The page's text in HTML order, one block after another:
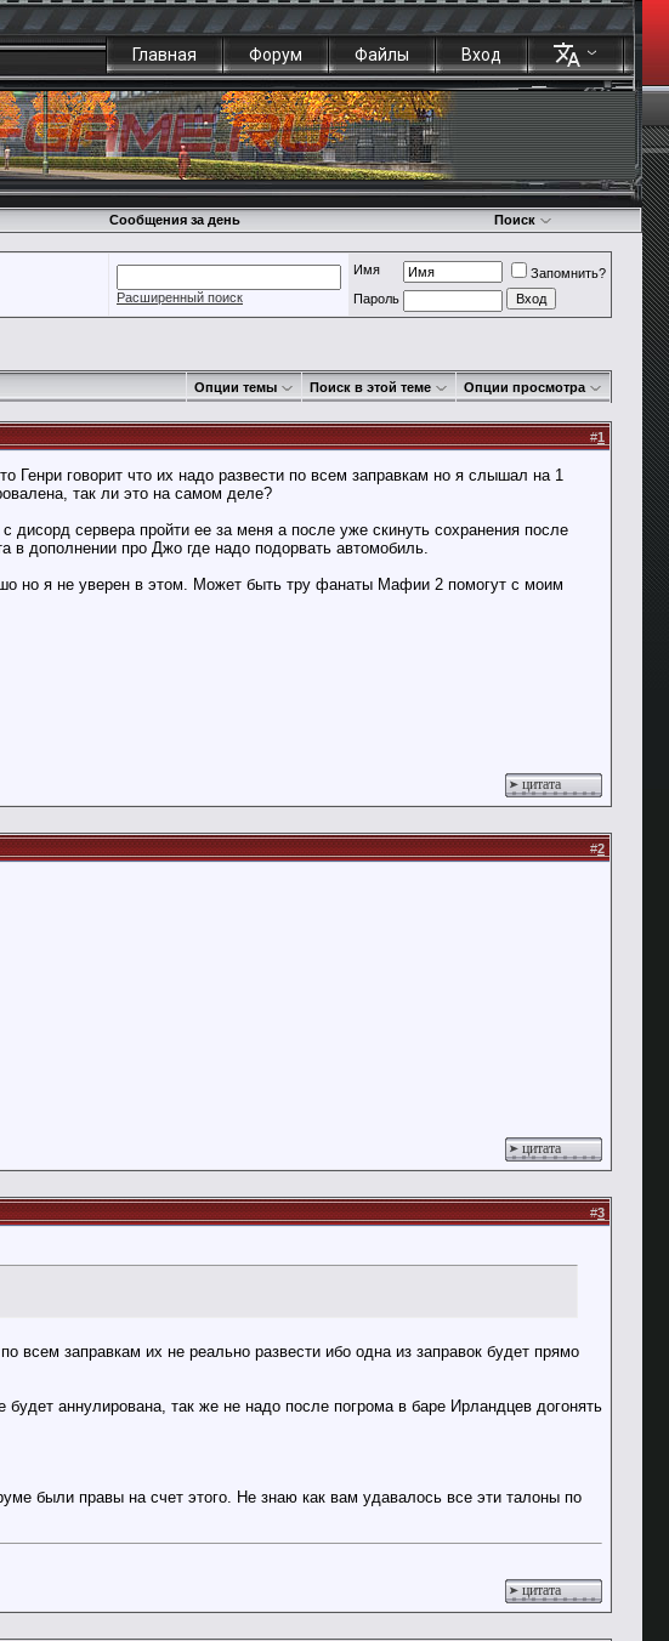
Главная Форум Файлы Вход
Сообщения за день Поиск
Расширенный поиск
Имя
Запомнить?
Пароль
Опции темы Поиск в этой теме Опции просмотра
#1
Генри говорит что их надо развести по всем заправкам но я слышал на 1
так ли это на самом деле?
дисорд сервера пройти ее за меня а после уже скинуть сохранения после
в дополнении про Джо где надо подорвать автомобиль.
но я не уверен в этом. Может быть тру фанаты Мафии 2 помогут с моим
цитата
#2
цитата
#3
всем заправкам их не реально развести ибо одна из заправок будет прямо
аннулирована, так же не надо после погрома в баре Ирландцев догонять
были правы на счет этого. Не знаю как вам удавалось все эти талоны по
цитата